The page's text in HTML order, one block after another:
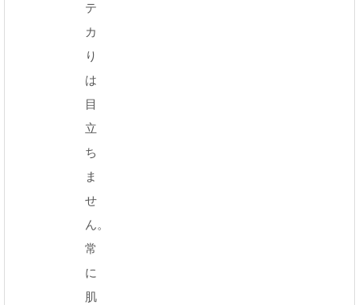
テ
カ
り
は
目
立
ち
ま
せ
ん。
常
に
肌